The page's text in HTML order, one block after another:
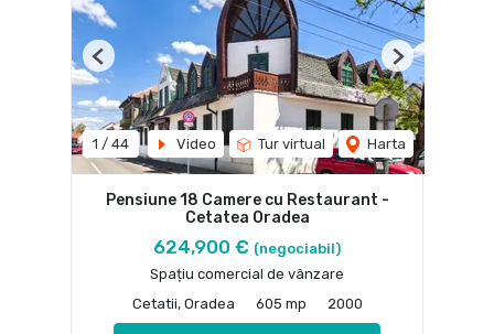
1 / 44 Video Tur virtual Harta
Previous Next
Pensiune 18 Camere cu Restaurant -
Cetatea Oradea
624,900 € (negociabil)
Spațiu comercial de vânzare
Cetatii, Oradea
605 mp 2000